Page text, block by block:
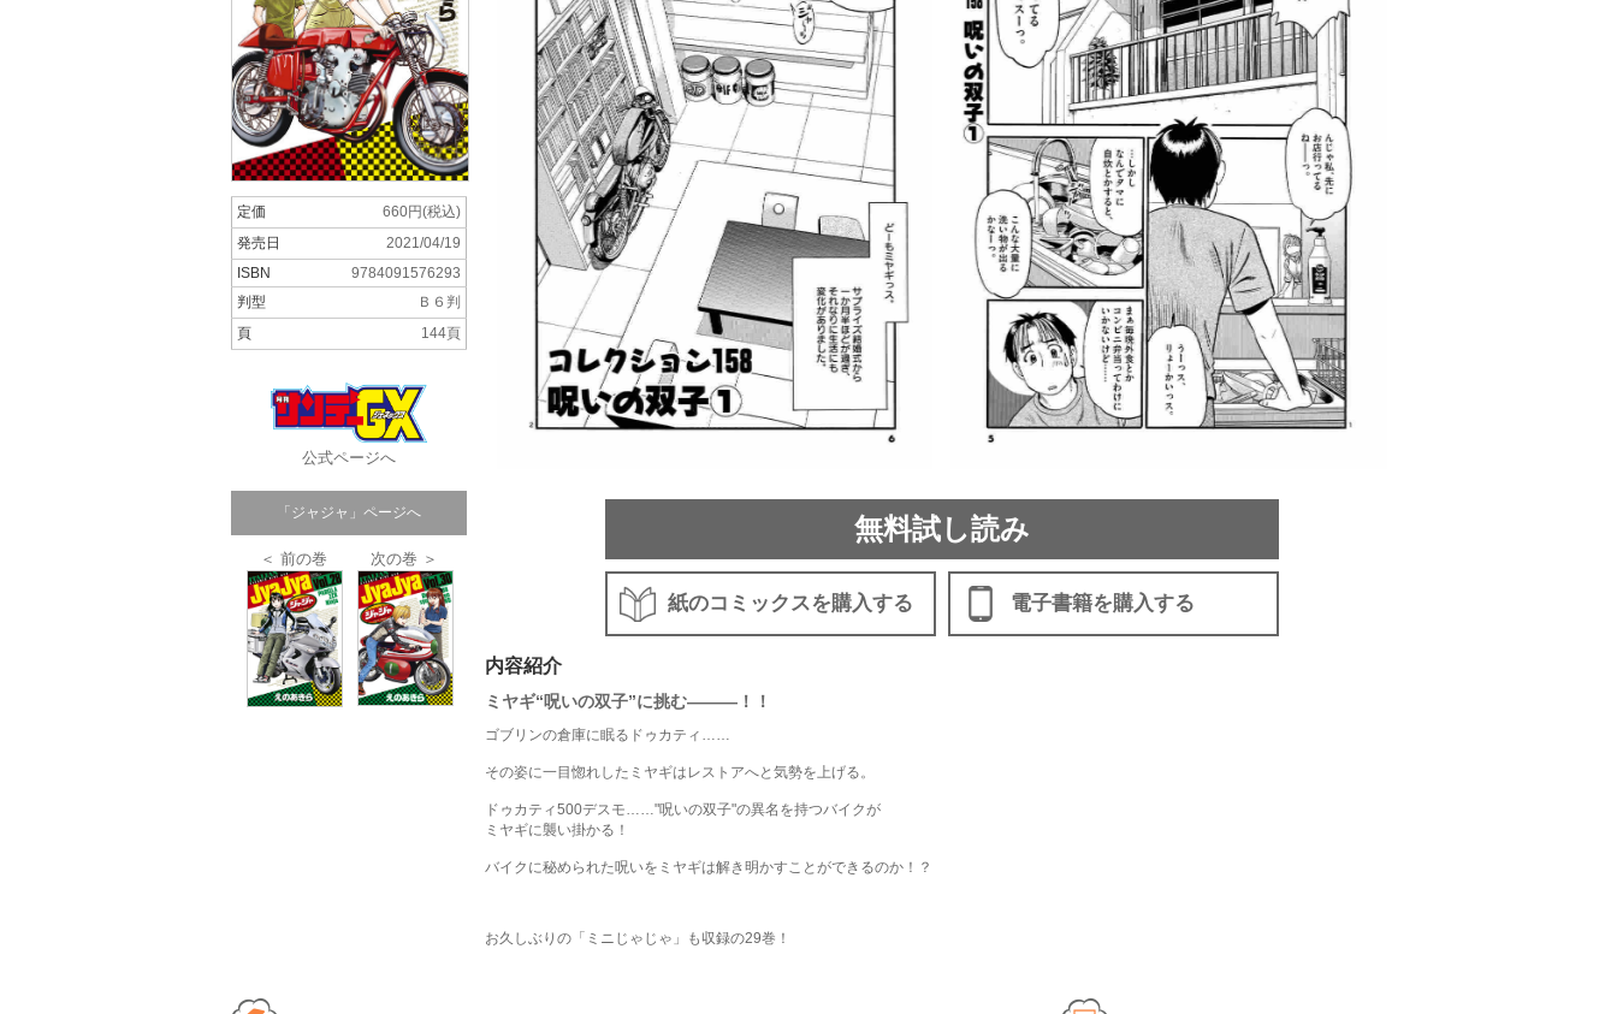
定価
660円(税込)
発売日
2021/04/19
ISBN
9784091576293
判型
Ｂ６判
頁
144頁
公式ページへ
「ジャジャ」ページへ
＜ 前の巻 次の巻 ＞
無料試し読み
紙のコミックスを購入する 電子書籍を購入する
内容紹介
ミヤギ“呪いの双子”に挑む―――！！
ゴブリンの倉庫に眠るドゥカティ……
その姿に一目惚れしたミヤギはレストアへと気勢を上げる。
ドゥカティ500デスモ……"呪いの双子"の異名を持つバイクが
ミヤギに襲い掛かる！
バイクに秘められた呪いをミヤギは解き明かすことができるのか！？
お久しぶりの「ミニじゃじゃ」も収録の29巻！